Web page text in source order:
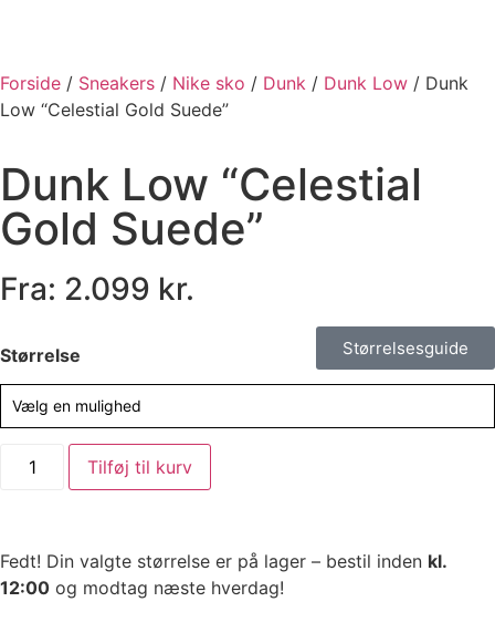
Forside / Sneakers / Nike sko / Dunk / Dunk Low / Dunk
Low “Celestial Gold Suede”
Dunk Low “Celestial
Gold Suede”
Fra: 2.099 kr.
Størrelsesguide
Størrelse
Vælg en mulighed
Tilføj til kurv
Fedt! Din valgte størrelse er på lager – bestil inden kl.
12:00 og modtag næste hverdag!